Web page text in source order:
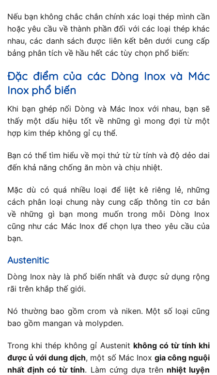
Nếu bạn không chắc chắn chính xác loại thép mình cần
hoặc yêu cầu về thành phần đối với các loại thép khác
nhau, các danh sách được liên kết bên dưới cung cấp
bảng phân tích về hầu hết các tùy chọn phổ biến:
Đặc điểm của các Dòng Inox và Mác
Inox phổ biến
Khi bạn ghép nối Dòng và Mác Inox với nhau, bạn sẽ
thấy một dấu hiệu tốt về những gì mong đợi từ một
hợp kim thép không gỉ cụ thể.
Bạn có thể tìm hiểu về mọi thứ từ từ tính và độ dẻo dai
đến khả năng chống ăn mòn và chịu nhiệt.
Mặc dù có quá nhiều loại để liệt kê riêng lẻ, những
cách phân loại chung này cung cấp thông tin cơ bản
về những gì bạn mong muốn trong mỗi Dòng Inox
cũng như các Mác Inox để chọn lựa theo yêu cầu của
bạn.
Austenitic
Dòng Inox này là phổ biến nhất và được sử dụng rộng
rãi trên khắp thế giới.
Nó thường bao gồm crom và niken. Một số loại cũng
bao gồm mangan và molypden.
Trong khi thép không gỉ Austenit không có từ tính khi
được ủ với dung dịch, một số Mác Inox gia công nguội
nhất định có từ tính. Làm cứng dựa trên nhiệt luyện